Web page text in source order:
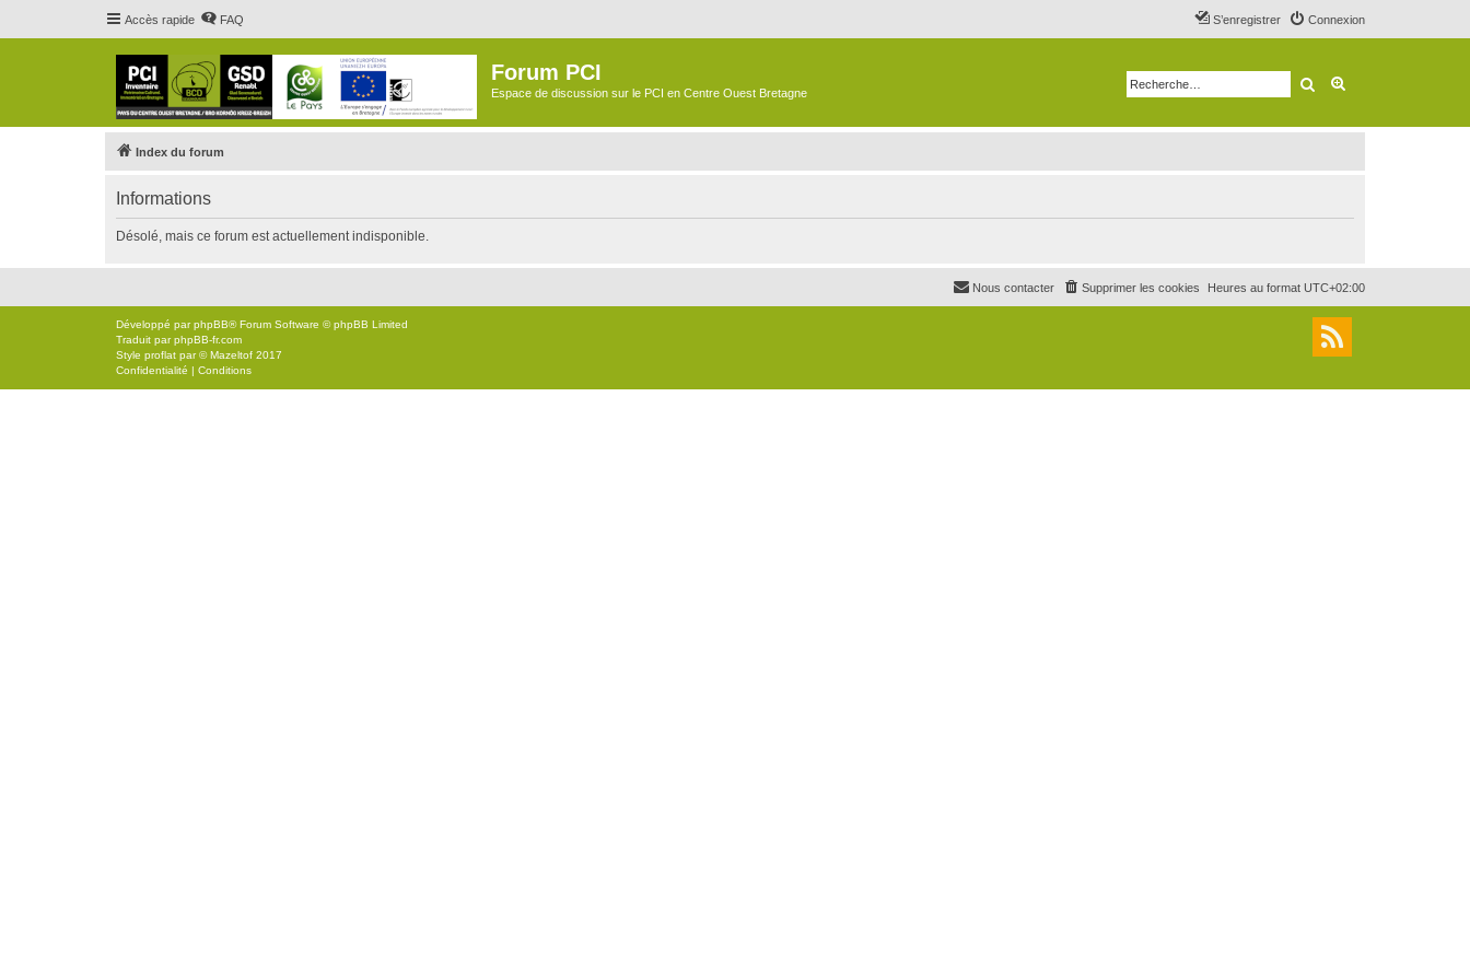
Accès rapide FAQ Connexion
S’enregistrer
Forum PCI
Espace de discussion sur le PCI en Centre Ouest Bretagne Rechercher
Index du forum
Informations
Désolé, mais ce forum est actuellement indisponible.
Heures au format UTC+02:00
Supprimer les cookies
Nous contacter
Développé parphpBB® Forum Software © phpBB Limited
Traduit parphpBB-fr.com
Style proflat par ©Mazeltof 2017
Confidentialité | Conditions